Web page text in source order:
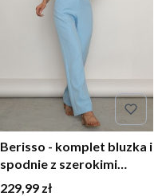
Berisso - komplet bluzka i
spodnie z szerokimi
nogawkami błękitny
Cena
229,99 zł